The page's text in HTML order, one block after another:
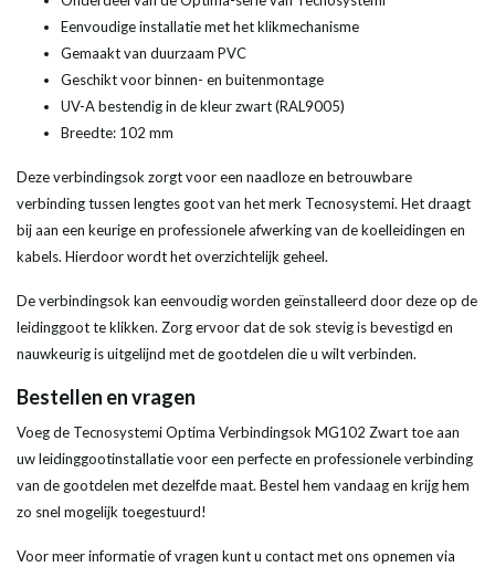
Eenvoudige installatie met het klikmechanisme
Gemaakt van duurzaam PVC
Geschikt voor binnen- en buitenmontage
UV-A bestendig in de kleur zwart (RAL9005)
Breedte: 102 mm
Deze verbindingsok zorgt voor een naadloze en betrouwbare
verbinding tussen lengtes goot van het merk Tecnosystemi. Het draagt
bij aan een keurige en professionele afwerking van de koelleidingen en
kabels. Hierdoor wordt het overzichtelijk geheel.
De verbindingsok kan eenvoudig worden geïnstalleerd door deze op de
leidinggoot te klikken. Zorg ervoor dat de sok stevig is bevestigd en
nauwkeurig is uitgelijnd met de gootdelen die u wilt verbinden.
Bestellen en vragen
Voeg de Tecnosystemi Optima Verbindingsok MG102 Zwart toe aan
uw leidinggootinstallatie voor een perfecte en professionele verbinding
van de gootdelen met dezelfde maat. Bestel hem vandaag en krijg hem
zo snel mogelijk toegestuurd!
Voor meer informatie of vragen kunt u contact met ons opnemen via